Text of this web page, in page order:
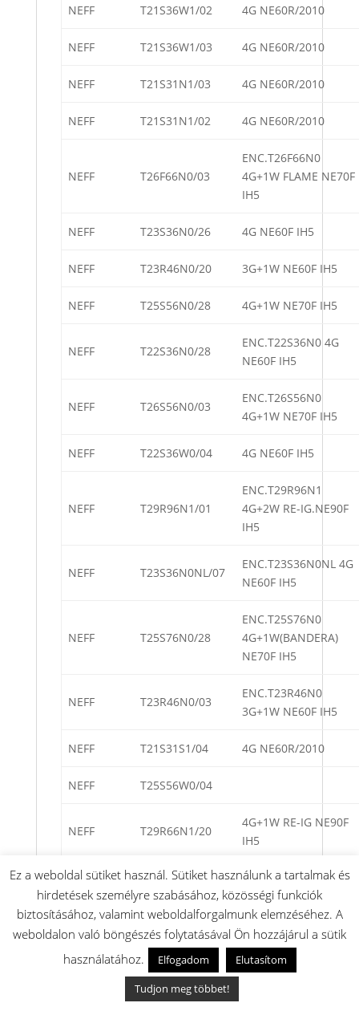
NEFF T21S36W1/02 4G NE60R/2010
NEFF T21S36W1/03 4G NE60R/2010
NEFF T21S31N1/03 4G NE60R/2010
NEFF T21S31N1/02 4G NE60R/2010
NEFF T26F66N0/03
ENC.T26F66N0
4G+1W FLAME NE70F
IH5
NEFF T23S36N0/26 4G NE60F IH5
NEFF T23R46N0/20 3G+1W NE60F IH5
NEFF T25S56N0/28 4G+1W NE70F IH5
NEFF T22S36N0/28
ENC.T22S36N0 4G
NE60F IH5
NEFF T26S56N0/03
ENC.T26S56N0
4G+1W NE70F IH5
NEFF T22S36W0/04 4G NE60F IH5
NEFF T29R96N1/01
ENC.T29R96N1
4G+2W RE-IG.NE90F
IH5
NEFF T23S36N0NL/07
ENC.T23S36N0NL 4G
NE60F IH5
NEFF T25S76N0/28
ENC.T25S76N0
4G+1W(BANDERA)
NE70F IH5
NEFF T23R46N0/03
ENC.T23R46N0
3G+1W NE60F IH5
NEFF T21S31S1/04 4G NE60R/2010
NEFF T25S56W0/04
NEFF T29R66N1/20
4G+1W RE-IG NE90F
IH5
NEFF T23S36N0NL/03
ENC.T23S36N0NL 4G
NE60F IH5
NEFF T22S16N0/40 2G+1W NE60F IH5
T23S36N0/03
ENC.T23S36N0 4G
Ez a weboldal sütiket használ. Sütiket használunk a tartalmak és
hirdetések személyre szabásához, közösségi funkciók
biztosításához, valamint weboldalforgalmunk elemzéséhez. A
weboldalon való böngészés folytatásával Ön hozzájárul a sütik
használatához.
Elfogadom
Elutasítom
Tudjon meg többet!